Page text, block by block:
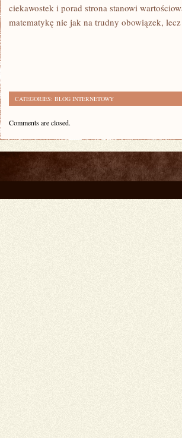
ciekawostek i porad strona stanowi
matematykę nie jak na trudny obowiązek,
CATEGORIES: BLOG INTERNETOWY
Comments are closed.